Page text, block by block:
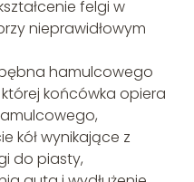
felgi w
nieprawidłowym
hamulcowego
końcówka opiera
kół wynikające z
do piasty,